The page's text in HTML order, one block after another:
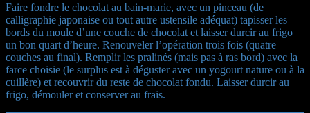
Faire fondre le chocolat au bain-marie, avec un pinceau (de
calligraphie japonaise ou tout autre ustensile adéquat) tapisser les
bords du moule d’une couche de chocolat et laisser durcir au frigo
un bon quart d’heure. Renouveler l’opération trois fois (quatre
couches au final). Remplir les pralinés (mais pas à ras bord) avec la
farce choisie (le surplus est à déguster avec un yogourt nature ou à la
cuillère) et recouvrir du reste de chocolat fondu. Laisser durcir au
frigo, démouler et conserver au frais.